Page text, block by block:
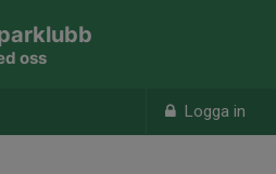
Logga in
oss